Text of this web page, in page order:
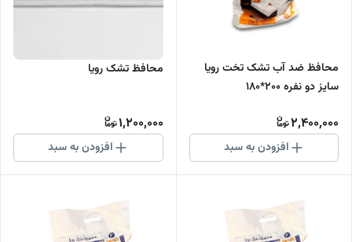
محافظ ضد آب تشک تخت رویا
سایز دو نفره 200*180
2,400,000
افزودن به سبد
محافظ تشک رویا
1,200,000
افزودن به سبد